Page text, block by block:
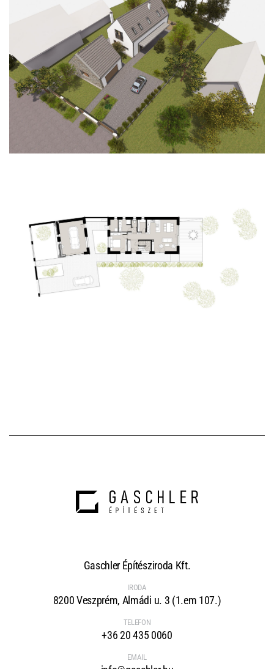
Gaschler Építésziroda Kft.
IRODA
8200 Veszprém, Almádi u. 3 (1.em 107.)
TELEFON
+36 20 435 0060
EMAIL